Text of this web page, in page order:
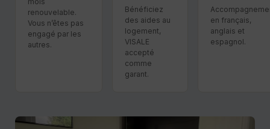
renouvelable.
Vous n’êtes pas
engagé par les
autres.
Bénéficiez
des aides au
logement,
VISALE
accepté
comme
garant.
en français,
anglais et
espagnol.